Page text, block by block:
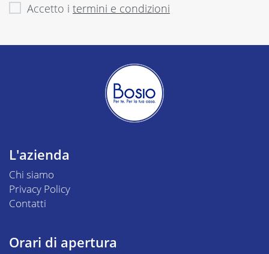
Accetto i termini e condizioni
L'azienda
Chi siamo
Privacy Policy
Contatti
Orari di apertura